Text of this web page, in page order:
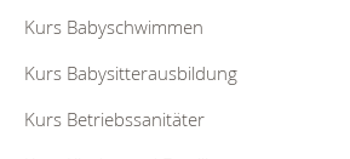
Kurs Babyschwimmen
Kurs Babysitterausbildung
Kurs Betriebssanitäter